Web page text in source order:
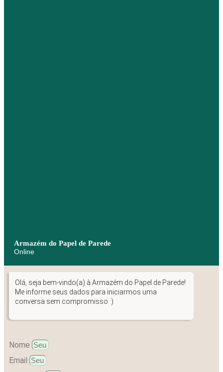
Armazém do Papel de Parede
Online
Olá, seja bem-vindo(a) à Armazém do Papel de Parede!
Me informe seus dados para iniciarmos uma
conversa sem compromisso :)
Nome
Email